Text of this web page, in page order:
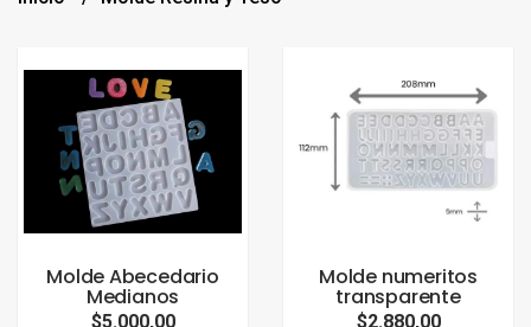
Molde Abecedario
Medianos
$5.000,00
Molde numeritos
transparente
$2.880,00